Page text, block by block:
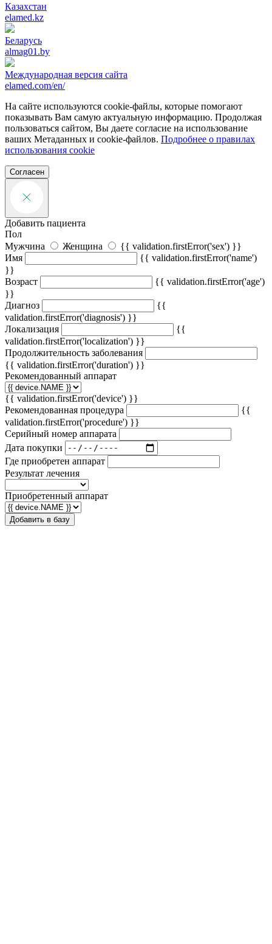
Казахстан
elamed.kz
Беларусь
almag01.by
Международная версия сайта
elamed.com/en/
На сайте используются cookie-файлы, которые помогают
показывать Вам самую актуальную информацию. Продолжая
пользоваться сайтом, Вы даете согласие на использование
ваших Метаданных и cookie-файлов. Подробнее о правилах
использования cookie
Согласен
Добавить пациента
Пол
Мужчина
Женщина
{{ validation.firstError('sex') }}
Имя
{{ validation.firstError('name')
}}
Возраст
{{ validation.firstError('age')
}}
Диагноз
{{
validation.firstError('diagnosis') }}
Локализация
{{
validation.firstError('localization') }}
Продолжительность заболевания
{{ validation.firstError('duration') }}
Рекомендованный аппарат
{{ validation.firstError('device') }}
Рекомендованная процедура
{{
validation.firstError('procedure') }}
Серийный номер аппарата
Дата покупки
Где приобретен аппарат
Результат лечения
Приобретенный аппарат
Добавить в базу